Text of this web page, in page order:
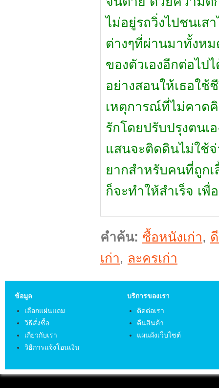
ไม่อยู่รถวิ่งไปชนเส
ต่างๆที่ผ่านมาทั้งห
ของตัวเองอีกต่อไป
อย่างสอนให้เธอใช้
เหตุการณ์ที่ไม่คาด
รักโดยปรับปรุงตนเ
แสนจะติดดินไม่ใช้จ่
ยากสำหรับคนที่ถูกเ
ก็จะทำให้สำเร็จ เพื่
คำค้น: ซื้อหนังเก่า,
เก่า, ละครเก่า
ข้อมูล
เลือกแผ่นแถม
วิธีสั่งซื้อ
เกี่ยวกับเรา
วิธีการแจ้งโอนเงิน
บริการของเรา
ติดต่อเรา
คืนสินค้า
แผนผังเว็บไซต์